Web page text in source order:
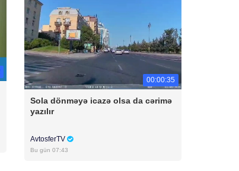
00:00:35
Sola dönməyə icazə olsa da cərimə
yazılır
AvtosferTV
Bu gün 07:43